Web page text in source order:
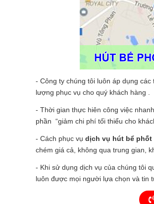
- Công ty chúng tôi luôn áp dụng
lượng phục vụ cho quý khách hàng .
- Thời gian thực hiên công việc
phần “giảm chi phí tối thiểu cho
- Cách phục vụ dịch vụ hút bể phốt
chém giá cả, không qua trung gian,
- Khi sử dụng dịch vụ của chúng tôi
luôn được mọi người lựa chọn và tin